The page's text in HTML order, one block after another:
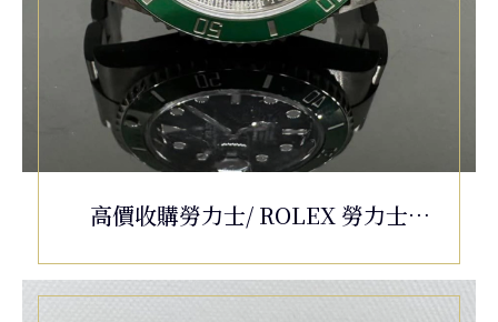
高價收購勞力士/ ROLEX 勞力士
綠水鬼 星巴克